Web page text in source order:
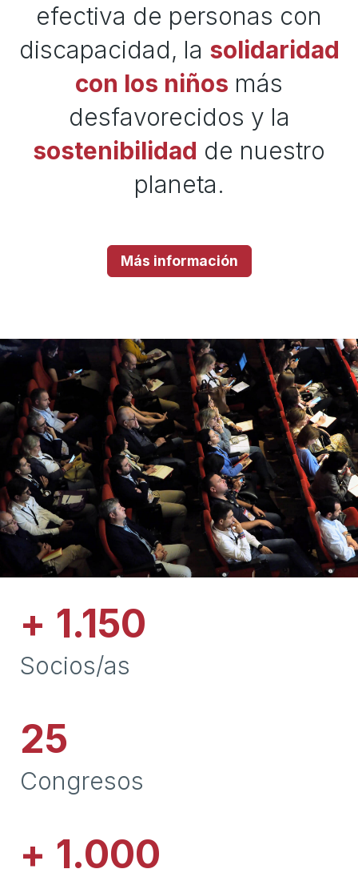
efectiva de personas con
discapacidad, la solidaridad
con los niños más
desfavorecidos y la
sostenibilidad de nuestro
planeta.
Más información
+ 1.150
Socios/as
25
Congresos
+ 1.000